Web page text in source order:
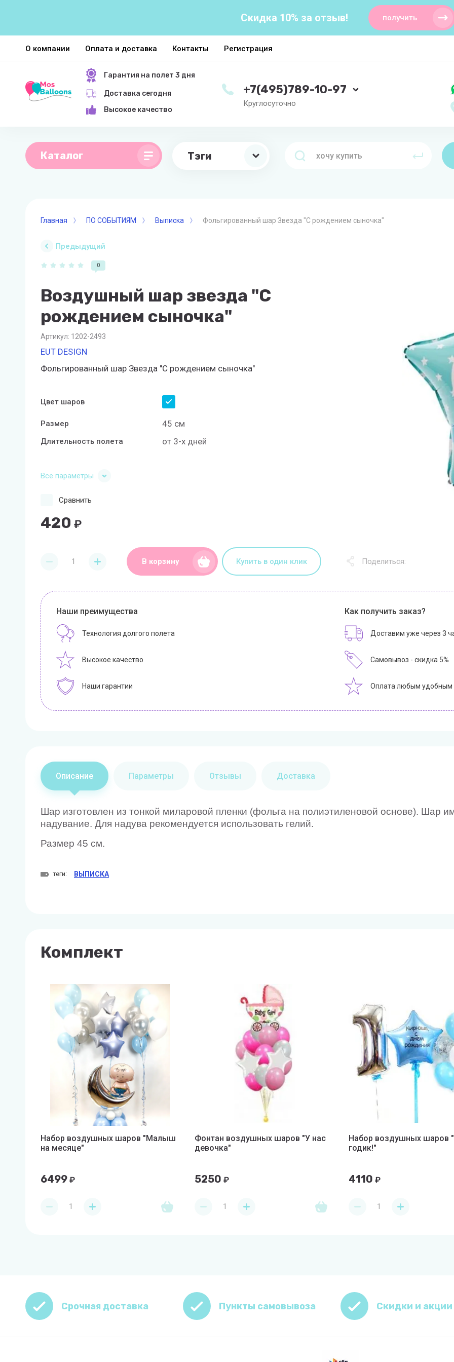
Скидка 10% за отзыв! получить
О компании Оплата и доставка Контакты Регистрация
Гарантия на полет 3 дня
Доставка сегодня
Высокое качество
+7(495)789-10-97
Круглосуточно
Каталог Тэги
Главная ПО СОБЫТИЯМ Выписка Фольгированный шар Звезда "С рождением сыночка"
Предыдущий
0
Воздушный шар звезда "С
рождением сыночка"
Артикул: 1202-2493
EUT DESIGN
Фольгированный шар Звезда "С рождением сыночка"
Цвет шаров
Размер 45 см
Длительность полета от 3-х дней
Все параметры
420 ₽
Сравнить
В корзину Купить в один клик Поделиться:
Наши преимущества
Технология долгого полета
Высокое качество
Наши гарантии
Как получить заказ?
Доставим уже через 3
Самовывоз - скидка 5%
Оплата любым удобным
Описание Параметры Отзывы Доставка
Шар изготовлен из тонкой миларовой пленки (фольга на полиэтиленовой основе). Шар
надувание. Для надува рекомендуется использовать гелий.
Размер 45 см.
теги: ВЫПИСКА
Комплект
Набор воздушных шаров "Малыш
на месяце"
6499 ₽
Фонтан воздушных шаров "У нас
девочка"
5250 ₽
Набор воздушных шаров
годик!"
4110 ₽
Срочная доставка Пункты самовывоза Скидки и акции